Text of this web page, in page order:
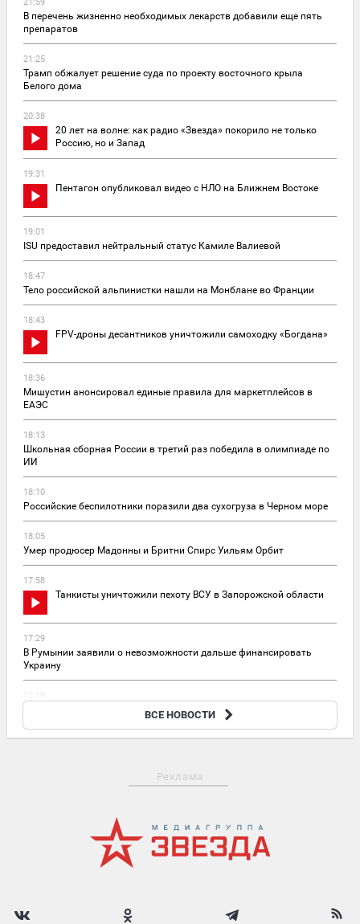
В перечень жизненно необходимых лекарств добавили еще пять
препаратов
21:25
Трамп обжалует решение суда по проекту восточного крыла
Белого дома
20:38
20 лет на волне: как радио «Звезда» покорило не только
Россию, но и Запад
19:31
Пентагон опубликовал видео с НЛО на Ближнем Востоке
19:01
ISU предоставил нейтральный статус Камиле Валиевой
18:47
Тело российской альпинистки нашли на Монблане во Франции
18:43
FPV-дроны десантников уничтожили самоходку «Богдана»
18:36
Мишустин анонсировал единые правила для маркетплейсов в
ЕАЭС
18:13
Школьная сборная России в третий раз победила в олимпиаде по
ИИ
18:10
Российские беспилотники поразили два сухогруза в Черном море
18:05
Умер продюсер Мадонны и Бритни Спирс Уильям Орбит
17:58
Танкисты уничтожили пехоту ВСУ в Запорожской области
17:29
В Румынии заявили о невозможности дальше финансировать
Украину
«Герани» поразили логистический центр «Рабен Украина» под
ВСЕ НОВОСТИ
Реклама